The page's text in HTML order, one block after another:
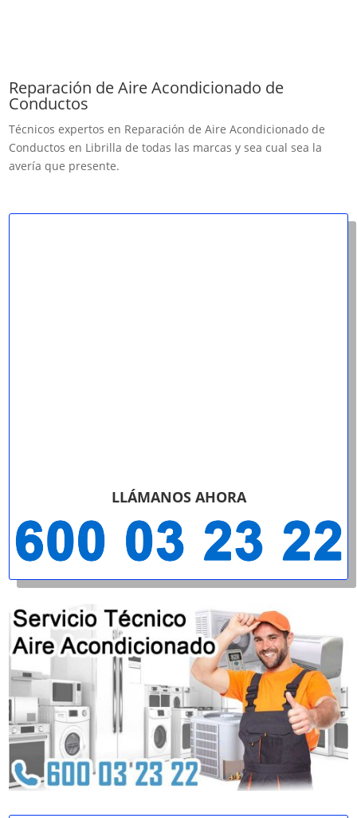
Reparación de Aire Acondicionado de
Conductos
Técnicos expertos en Reparación de Aire Acondicionado de
Conductos en Librilla de todas las marcas y sea cual sea la
avería que presente.
LLÁMANOS AHORA